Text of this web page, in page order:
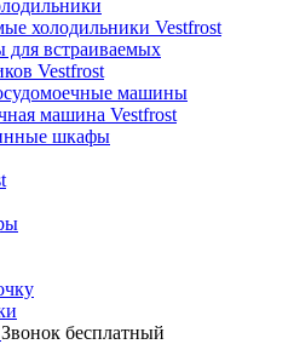
холодильники Vestfrost
для встраиваемых
Vestfrost
машины
машина Vestfrost
шкафы
Звонок бесплатный